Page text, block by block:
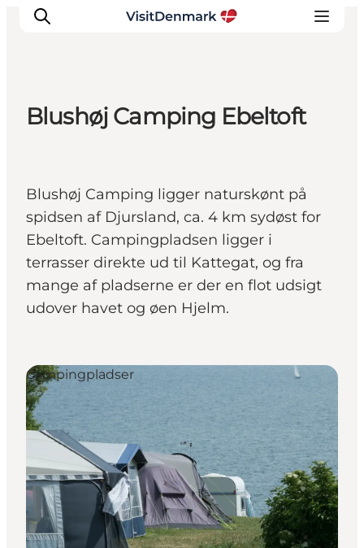
Oplevelser
Overnatning
Planlæg ferien
Blushøj Camping Ebeltoft
Blushøj Camping ligger naturskønt på
spidsen af Djursland, ca. 4 km sydøst for
Ebeltoft. Campingpladsen ligger i
terrasser direkte ud til Kattegat, og fra
mange af pladserne er der en flot udsigt
udover havet og øen Hjelm.
Campingpladser